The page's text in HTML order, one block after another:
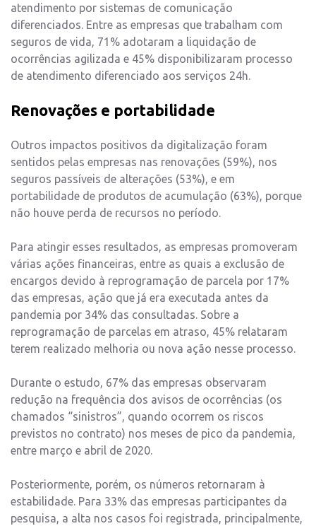
atendimento por sistemas de comunicação
diferenciados. Entre as empresas que trabalham com
seguros de vida, 71% adotaram a liquidação de
ocorrências agilizada e 45% disponibilizaram processo
de atendimento diferenciado aos serviços 24h.
Renovações e portabilidade
Outros impactos positivos da digitalização foram
sentidos pelas empresas nas renovações (59%), nos
seguros passíveis de alterações (53%), e em
portabilidade de produtos de acumulação (63%), porque
não houve perda de recursos no período.
Para atingir esses resultados, as empresas promoveram
várias ações financeiras, entre as quais a exclusão de
encargos devido à reprogramação de parcela por 17%
das empresas, ação que já era executada antes da
pandemia por 34% das consultadas. Sobre a
reprogramação de parcelas em atraso, 45% relataram
terem realizado melhoria ou nova ação nesse processo.
Durante o estudo, 67% das empresas observaram
redução na frequência dos avisos de ocorrências (os
chamados “sinistros”, quando ocorrem os riscos
previstos no contrato) nos meses de pico da pandemia,
entre março e abril de 2020.
Posteriormente, porém, os números retornaram à
estabilidade. Para 33% das empresas participantes da
pesquisa, a alta nos casos foi registrada, principalmente,